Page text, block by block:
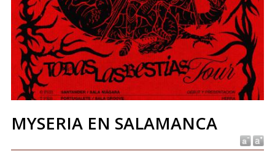
MYSERIA EN SALAMANCA